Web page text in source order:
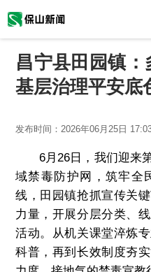
昌宁县田园镇
基层治理平安底
发布时间： 2026年06月25日
6月26日，我们迎来
域禁毒防护网，筑牢全
线，田园镇抢抓宣传关
力量，开展分层分类、
活动。从机关课堂淬炼
科普，再到长效制度夯